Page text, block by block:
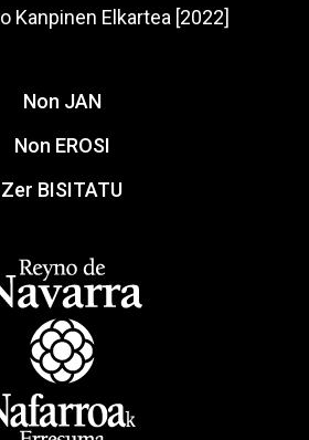
Kanpinen Elkartea [2022]
Non JAN
Non EROSI
Zer BISITATU